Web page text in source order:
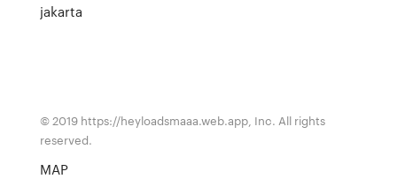
jakarta
© 2019 https://heyloadsmaaa.web.app, Inc. All rights
reserved.
MAP